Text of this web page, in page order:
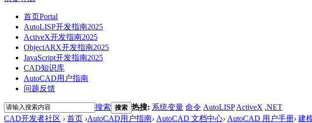
首页Portal
AutoLISP开发指南2025
ActiveX开发指南2025
ObjectARX开发指南2025
JavaScript开发指南2025
CAD知识库
AutoCAD用户指南
问题反馈
搜索 搜索 热搜: 系统变量 命令 AutoLISP ActiveX .NET
CAD开发者社区 › 首页 ›AutoCAD用户指南› AutoCAD 文档中心› AutoCAD 用户手册› 建